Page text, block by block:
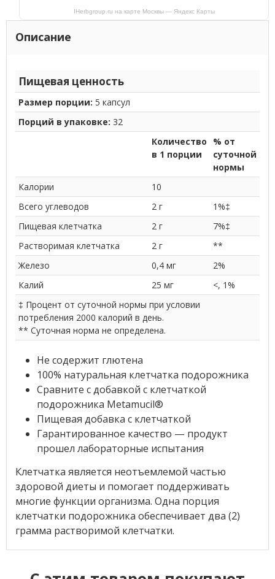
IHerbgroup.ru на карте Москвы — Яндекс Карты
Описание
Пищевая ценность
Размер порции: 5 капсул
Порций в упаковке: 32
Количество
в 1 порции
% от
суточной
нормы
Калории
10
Всего углеводов
2 г
1%‡
Пищевая клетчатка
2 г
7%‡
Растворимая клетчатка
2 г
**
Железо
0,4 мг
2%
Калий
25 мг
<, 1%
‡ Процент от суточной нормы при условии
потребления 2000 калорий в день.
** Суточная норма не определена.
Не содержит глютена
100% натуральная клетчатка подорожника
Сравните с добавкой с клетчаткой
подорожника Metamucil®
Пищевая добавка с клетчаткой
Гарантированное качество — продукт
прошел лабораторные испытания
Клетчатка является неотъемлемой частью
здоровой диеты и помогает поддерживать
многие функции организма. Одна порция
клетчатки подорожника обеспечивает два (2)
грамма растворимой клетчатки.